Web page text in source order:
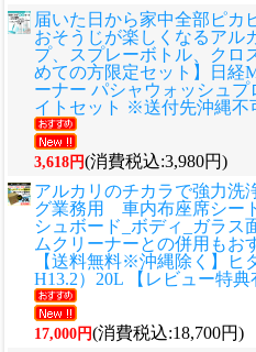
届いた日から家中全部ピカ
おそうじが楽しくなるアル
プ、スプレーボトル、クロ
めての方限定セット】日経
ーナー パシャウォッシュ
イトセット ※送付先沖縄不
3,618円(消費税込:3,980円)
アルカリのチカラで強力洗
グ業務用 車内布座席シー
シュボード_ボディ_ガラス
ムクリーナーとの併用もお
【送料無料※沖縄除く】ヒ
H13.2）20L 【レビュー特典
17,000円(消費税込:18,700円)